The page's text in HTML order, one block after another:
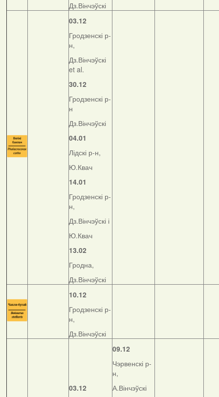
Дз.Вінчэўскі
03.12
Гродзенскі р-
н,
Дз.Вінчэўскі
et al.
30.12
Гродзенскі р-
н
Дз.Вінчэўскі
04.01
Лідскі р-н,
Ю.Квач
14.01
Гродзенскі р-
н,
Дз.Вінчэўскі і
Ю.Квач
13.02
Гродна,
Дз.Вінчэўскі
10.12
Гродзенскі р-
н,
Дз.Вінчэўскі
03.12
09.12
Чэрвенскі р-
н,
А.Вінчэўскі